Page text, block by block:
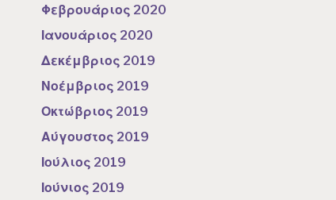
Φεβρουάριος 2020
Ιανουάριος 2020
Δεκέμβριος 2019
Νοέμβριος 2019
Οκτώβριος 2019
Αύγουστος 2019
Ιούλιος 2019
Ιούνιος 2019